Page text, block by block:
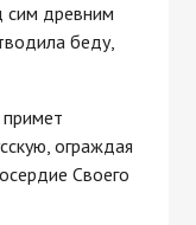
сим древним
беду,
ограждая
Своего